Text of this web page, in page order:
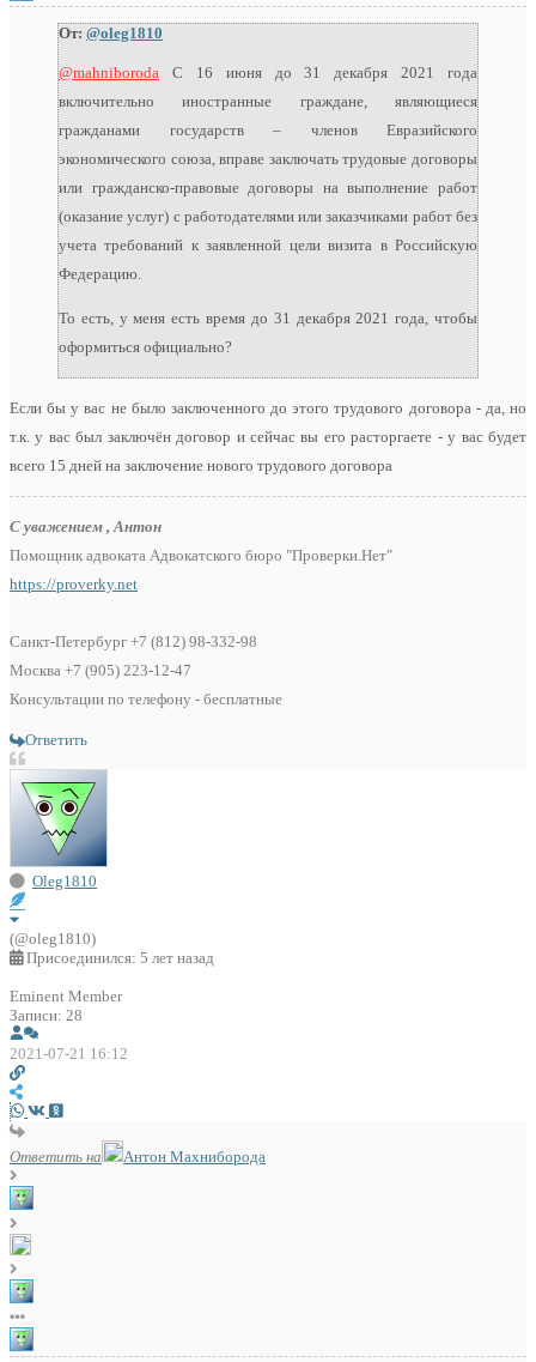
От: @oleg1810
@mahniboroda
С 16 июня до 31 декабря 2021 года
включительно иностранные граждане, являющиеся
гражданами государств – членов Евразийского
экономического союза, вправе заключать трудовые договоры
или гражданско-правовые договоры на выполнение работ
(оказание услуг) с работодателями или заказчиками работ без
учета требований к заявленной цели визита в Российскую
Федерацию.
То есть, у меня есть время до 31 декабря 2021 года, чтобы
оформиться официально?
Если бы у вас не было заключенного до этого трудового договора - да, но
т.к. у вас был заключён договор и сейчас вы его расторгаете - у вас будет
всего 15 дней на заключение нового трудового договора
С уважением , Антон
Помощник адвоката Адвокатского бюро "Проверки.Нет"
https://proverky.net
Санкт-Петербург +7 (812) 98-332-98
Москва +7 (905) 223-12-47
Консультации по телефону - бесплатные
Ответить
Oleg1810
(@oleg1810)
Присоединился: 5 лет назад
Eminent Member
Записи: 28
2021-07-21 16:12
Ответить на Антон Махниборода